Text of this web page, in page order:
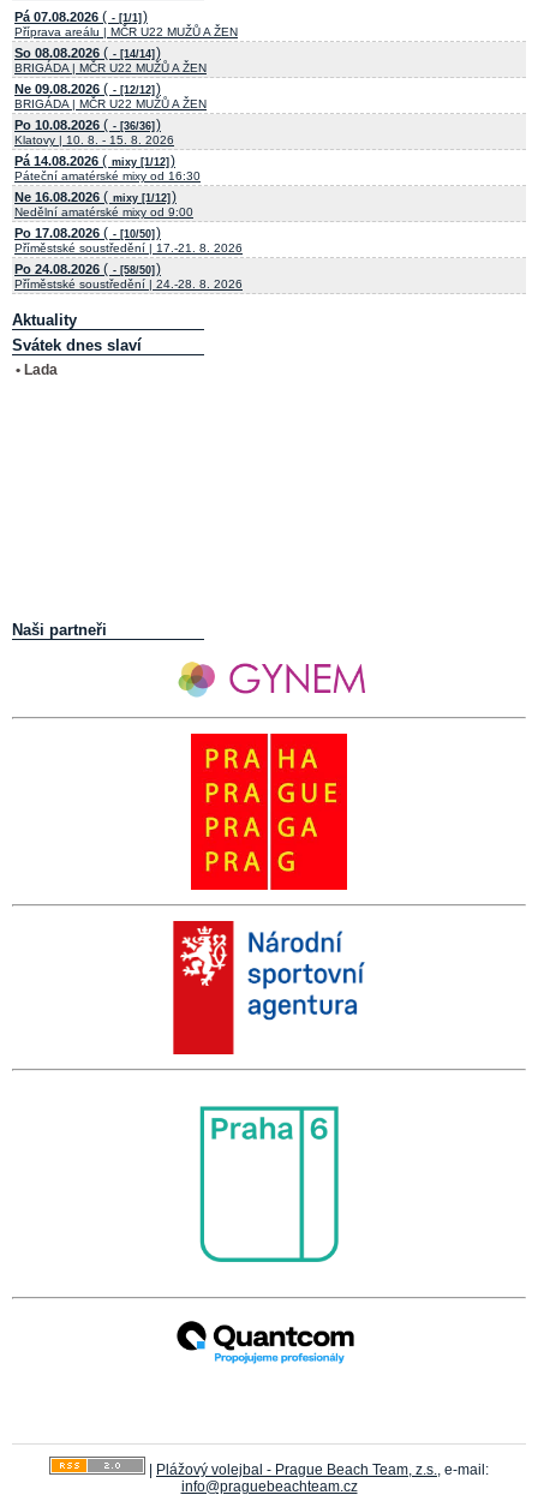
Pá 07.08.2026 ( - [1/1] )
Příprava areálu | MČR U22 MUŽŮ A ŽEN
So 08.08.2026 ( - [14/14] )
BRIGÁDA | MČR U22 MUŽŮ A ŽEN
Ne 09.08.2026 ( - [12/12] )
BRIGÁDA | MČR U22 MUŽŮ A ŽEN
Po 10.08.2026 ( - [36/36] )
Klatovy | 10. 8. - 15. 8. 2026
Pá 14.08.2026 ( mixy [1/12] )
Páteční amatérské mixy od 16:30
Ne 16.08.2026 ( mixy [1/12] )
Nedělní amatérské mixy od 9:00
Po 17.08.2026 ( - [10/50] )
Příměstské soustředění | 17.-21. 8. 2026
Po 24.08.2026 ( - [58/50] )
Příměstské soustředění | 24.-28. 8. 2026
Aktuality
Svátek dnes slaví
• Lada
Naši partneři
Plážový volejbal - Prague Beach Team, z.s., e-mail:
info@praguebeachteam.cz